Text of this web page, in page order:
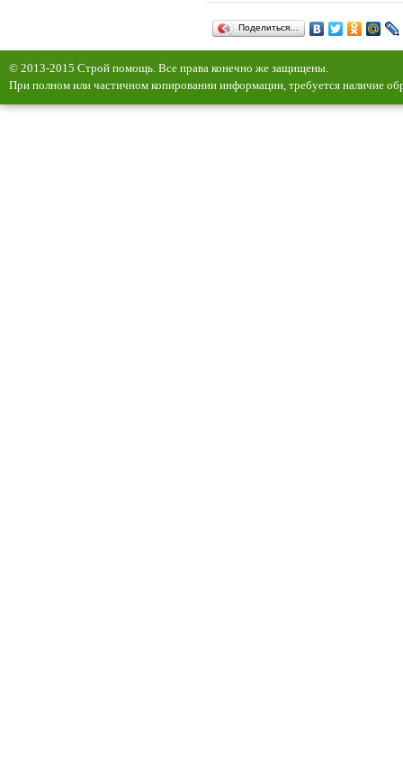
Поделиться…
© 2013-2015 Строй помощь. Все права конечно же защищены.
При полном или частичном копировании информации, требуется наличие